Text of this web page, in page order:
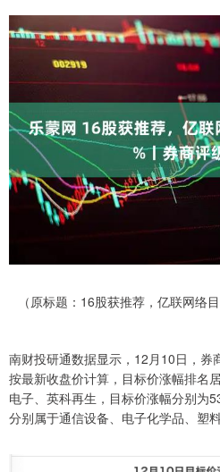
（原标题：16股获推荐，亿联网络
南财投研通数据显示，12月10日，券
按最新收盘价计算，目标价涨幅排名
电子、英科再生，目标价涨幅分别为
分别属于通信设备、电子化学品、塑料